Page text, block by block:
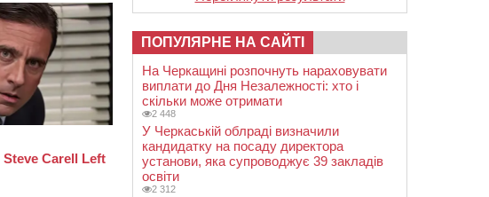
ПОПУЛЯРНЕ НА САЙТІ
На Черкащині розпочнуть нараховувати
виплати до Дня Незалежності: хто і
скільки може отримати
2 448
У Черкаській облраді визначили
кандидатку на посаду директора
установи, яка супроводжує 39 закладів
освіти
2 312